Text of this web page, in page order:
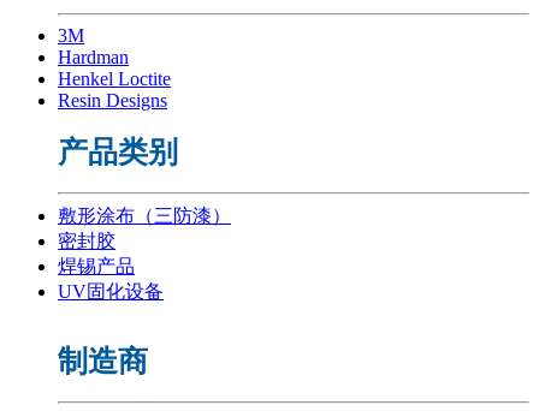
3M
Hardman
Henkel Loctite
Resin Designs
产品类别
敷形涂布（三防漆）
密封胶
焊锡产品
UV固化设备
制造商